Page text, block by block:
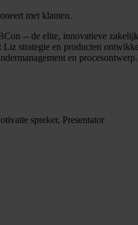
met klanten.
-- de elite, innovatieve
strategie en producten
en procesontwerp.
spreker, Presentator